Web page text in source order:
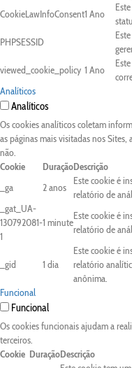
CookieLawInfoConsent1 Ano
PHPSESSID
viewed_cookie_policy 1 Ano
Analíticos
Analíticos
Os cookies analíticos coletam
as páginas mais visitadas nos
não.
Cookie
DuraçãoDescrição
_ga
2 anos
Este cookie é
relatório de
_gat_UA-
130792081-
1
1 minute
Este cookie é
relatório de
_gid 1 dia
Este cookie é
relatório
anônima.
Funcional
Funcional
Os cookies funcionais ajudam a
terceiros.
Cookie DuraçãoDescrição